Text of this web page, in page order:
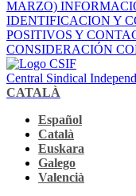
MARZO)
IDENTIFICACION Y
POSITIVOS Y
CONSIDERACIÓN
Central Sindical
CATALÀ
Español
Català
Euskara
Galego
Valencià